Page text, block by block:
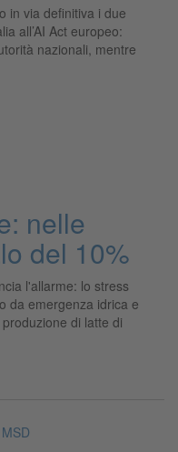
in via definitiva i due
all’AI Act europeo:
nazionali, mentre
nelle
del 10%
l'allarme: lo stress
da emergenza idrica e
di latte di